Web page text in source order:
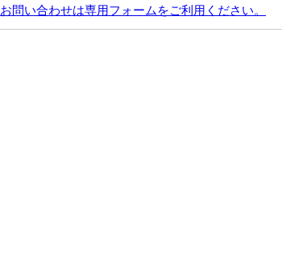
お問い合わせは専用フォームをご利用ください。